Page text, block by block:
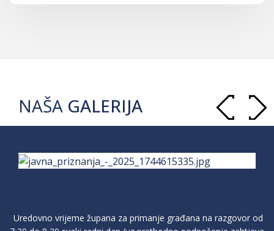
NAŠA GALERIJA
Uredovno vrijeme župana za primanje građana na razgovor od